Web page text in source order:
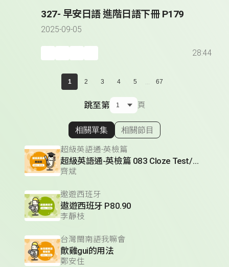
327- 早安日語 進階日語下冊 P179
2025-09-05
28:44
1 2 3 4 5 ... 67
跳至第 頁
顯示相關單集
相關單集 相關節目
超級英語通-英檢篇
超級英語通-英檢篇 083 Cloze Test/段落填空-13
齊斌
遨遊西班牙
遨遊西班牙 P80.90
李靜枝
台灣閩南語我嘛會
歕雞gui的用法
鄭安住